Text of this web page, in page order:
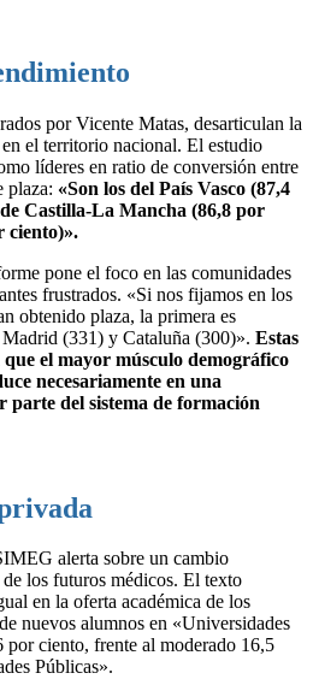
por Vicente Matas, desarticulan la
el territorio nacional. El estudio
líderes en ratio de conversión entre
plaza: «Son los del País Vasco (87,4
Castilla-La Mancha (86,8 por
ciento)».
pone el foco en las comunidades
frustrados. «Si nos fijamos en los
obtenido plaza, la primera es
(331) y Cataluña (300)». Estas
el mayor músculo demográfico
necesariamente en una
del sistema de formación
alerta sobre un cambio
los futuros médicos. El texto
en la oferta académica de los
nuevos alumnos en «Universidades
por ciento, frente al moderado 16,5
Públicas».